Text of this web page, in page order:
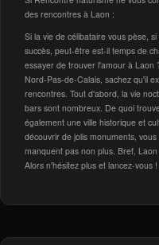
des rencontres à Laon :
Si la vie de célibataire vous pèse,
succès, peut-être est-il temps de
essayer de trouver l'amour à Laon
Nord-Pas-de-Calais, sachez qu'il
rencontres. Tout d'abord, la vie
bars sont nombreux. De quoi
également une ville historique et
découvrir de jolis monuments,
manquent pas non plus. Bref,
Alors n'hésitez plus et lancez-vous !